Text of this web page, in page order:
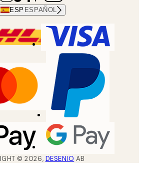
ESP ESPAÑOL
©2026, DESENIO AB